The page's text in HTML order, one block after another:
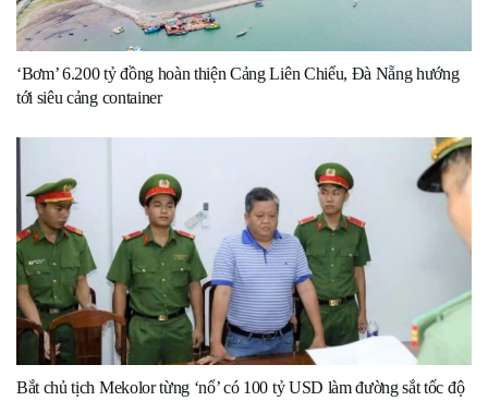
‘Bơm’ 6.200 tỷ đồng hoàn thiện Cảng Liên Chiểu, Đà Nẵng hướng
tới siêu cảng container
Bắt chủ tịch Mekolor từng ‘nổ’ có 100 tỷ USD làm đường sắt tốc độ